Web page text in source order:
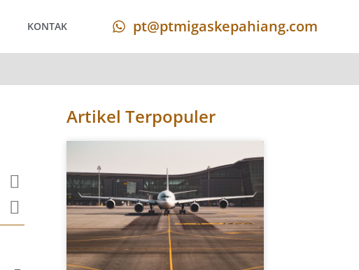
KONTAK pt@ptmigaskepahiang.com
Artikel Terpopuler